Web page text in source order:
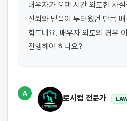
배우자가 오랜 시간 외도한 사
신뢰와 믿음이 두터웠던 만큼
힘드네요. 배우자 외도의 경우
진행해야 하나요?
A
로시컴 전문가